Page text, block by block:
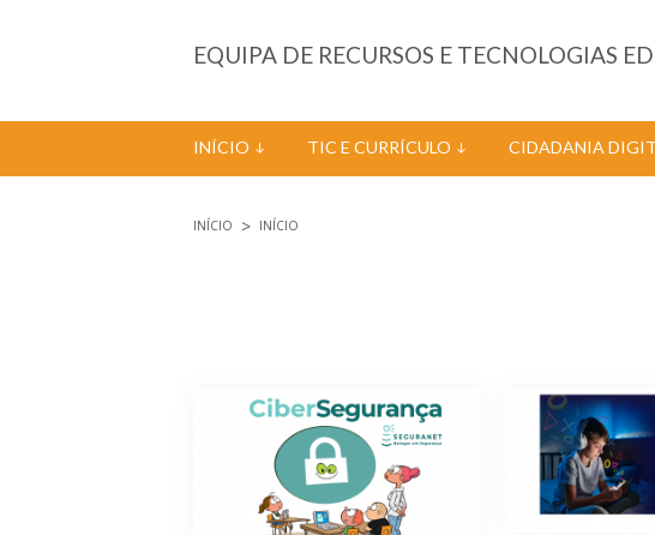
EQUIPA DE RECURSOS E TECNOLOGIAS
INÍCIO TIC E CURRÍCULO CIDADANIA
INÍCIO INÍCIO
Páginas